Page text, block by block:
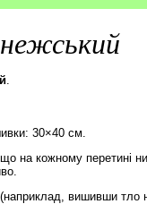
.
30×40 см.
на кожному перетині
(наприклад, вишивши тло